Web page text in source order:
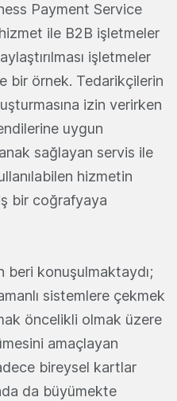
Payment Service
hizmet ile B2B işletmeler
işletmeler
bir örnek. Tedarikçilerin
izin verirken
uygun
sağlayan servis ile
hizmetin
bir coğrafyaya
beri konuşulmaktaydı;
sistemlere çekmek
öncelikli olmak üzere
amaçlayan
bireysel kartlar
da büyümekte